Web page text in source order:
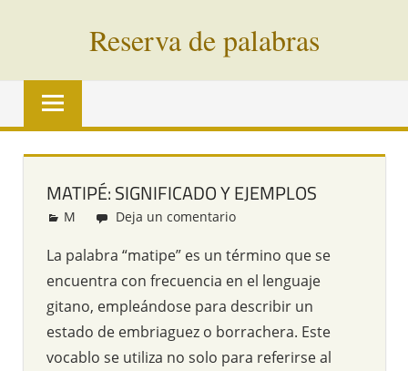
Reserva de palabras
Palabras
vías
todo
mundo
MATIPÉ: SIGNIFICADO Y EJEMPLOS
Redacción
M Deja un comentario
La palabra “matipe” es un término que se
encuentra con frecuencia en el lenguaje
gitano, empleándose para describir un
estado de embriaguez o borrachera. Este
vocablo se utiliza no solo para referirse al